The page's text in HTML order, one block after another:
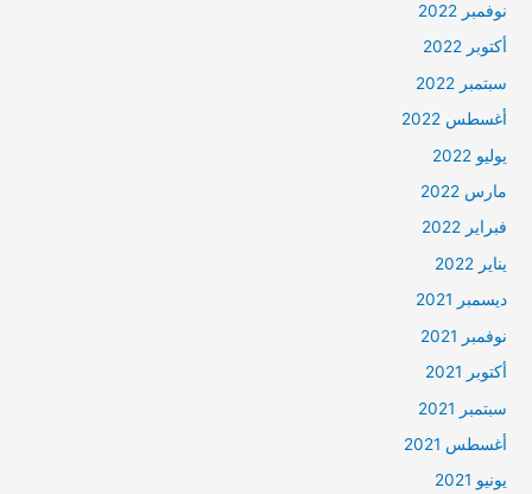
نوفمبر 2022
أكتوبر 2022
سبتمبر 2022
أغسطس 2022
يوليو 2022
مارس 2022
فبراير 2022
يناير 2022
ديسمبر 2021
نوفمبر 2021
أكتوبر 2021
سبتمبر 2021
أغسطس 2021
يونيو 2021